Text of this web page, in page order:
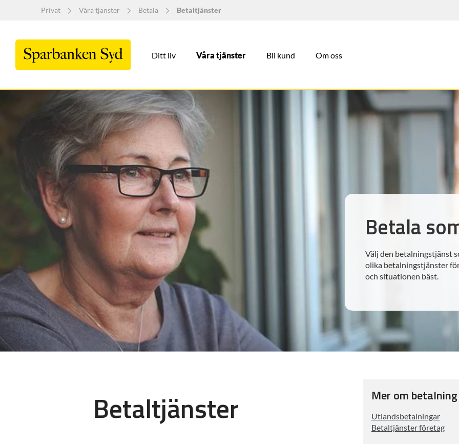
Privat Våra tjänster Betala Betaltjänster
Ditt liv Våra tjänster Bli kund Om oss
Betala
Välj den betalningstjänst
olika betalningstjänster
och situationen bäst.
Betaltjänster Mer om betalning
Utlandsbetalningar
Betaltjänster företag